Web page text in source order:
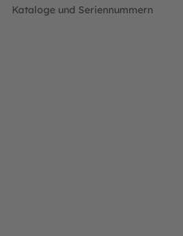
Kataloge und Seriennummern